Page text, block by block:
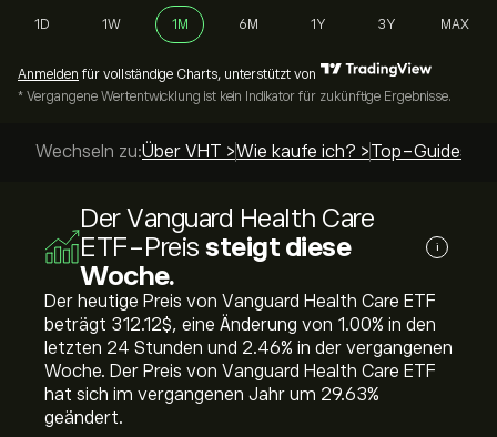
1D 1W 1M 6M 1Y 3Y MAX
Anmelden für vollständige Charts, unterstützt von
* Vergangene Wertentwicklung ist kein Indikator für zukünftige Ergebnisse.
Wechseln zu:Über VHT >Wie kaufe ich? >Top-Guides >
Der Vanguard Health Care
ETF-Preis steigt diese
Woche.
i
Der heutige Preis von Vanguard Health Care ETF
beträgt 312.12‎$‎, eine Änderung von ‎1.00‎% in den
letzten 24 Stunden und ‎2.46‎% in der vergangenen
Woche. Der Preis von Vanguard Health Care ETF
hat sich im vergangenen Jahr um ‎29.63‎%
geändert.